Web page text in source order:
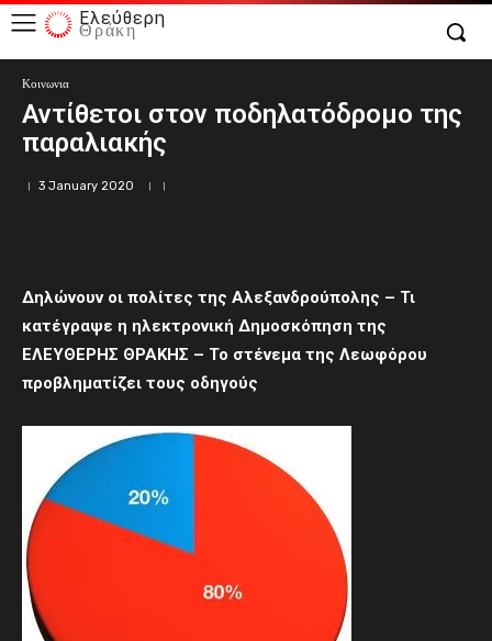
Ελεύθερη
Θράκη
Κοινωνια
Αντίθετοι στον ποδηλατόδρομο της
παραλιακής
3 January 2020
Δηλώνουν οι πολίτες της Αλεξανδρούπολης – Τι
κατέγραψε η ηλεκτρονική Δημοσκόπηση της
ΕΛΕΥΘΕΡΗΣ ΘΡΑΚΗΣ – Το στένεμα της Λεωφόρου
προβληματίζει τους οδηγούς